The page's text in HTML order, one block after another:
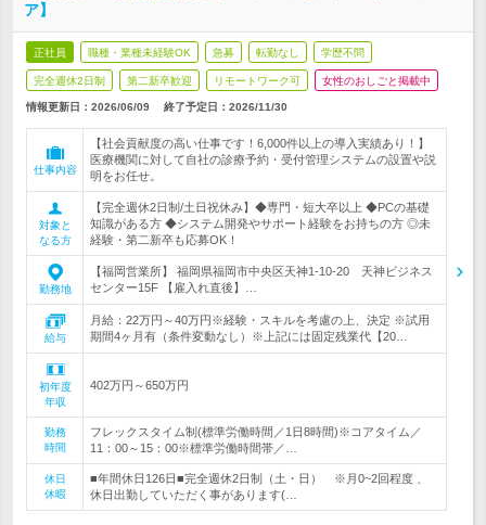
ア】
正社員 職種・業種未経験OK 急募 転勤なし 学歴不問
完全週休2日制 第二新卒歓迎 リモートワーク可 女性のおしごと掲載中
情報更新日：2026/06/09 終了予定日： 2026/11/30
仕事内容
【社会貢献度の高い仕事です！6,000件以上の導入実績あり！】
医療機関に対して自社の診療予約・受付管理システムの設置や説
明をお任せ。
対象と
なる方
【完全週休2日制/土日祝休み】◆専門・短大卒以上 ◆PCの基礎
知識がある方 ◆システム開発やサポート経験をお持ちの方 ◎未
経験・第二新卒も応募OK！
勤務地
【福岡営業所】 福岡県福岡市中央区天神1-10-20 天神ビジネス
センター15F 【雇入れ直後】…
給与
月給：22万円～40万円※経験・スキルを考慮の上、決定 ※試用
期間4ヶ月有（条件変動なし）※上記には固定残業代【20…
初年度
年収
402万円～650万円
勤務
時間
フレックスタイム制(標準労働時間／1日8時間)※コアタイム／
11：00～15：00※標準労働時間帯／…
休日
休暇
■年間休日126日■完全週休2日制（土・日） ※月0~2回程度 、
休日出勤していただく事があります(…